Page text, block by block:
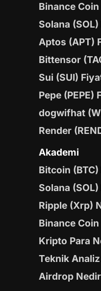
Binance Coin
Solana (SOL)
Aptos (APT)
Bittensor
Sui (SUI)
Pepe (PEPE)
dogwifhat
Render
Akademi
Bitcoin
Solana
Ripple (Xrp)
Binance
Kripto Para
Teknik
Airdrop